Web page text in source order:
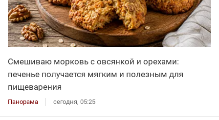
Смешиваю морковь с овсянкой и орехами:
печенье получается мягким и полезным для
пищеварения
Панорама сегодня, 05:25